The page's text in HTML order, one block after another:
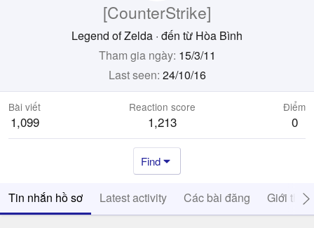
[CounterStrike]
Legend of Zelda · đến từ Hòa Bình
Tham gia ngày 15/3/11
Last seen 24/10/16
Bài viết
1,099
Reaction score
1,213
Điểm
0
Find
Tin nhắn hồ sơ Latest activity Các bài đăng Giới thiệu